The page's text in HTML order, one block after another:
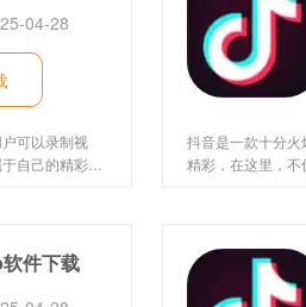
04-28
可以录制视
自己的精彩短
抖音是一款十分
精彩，在这里，不
件下载